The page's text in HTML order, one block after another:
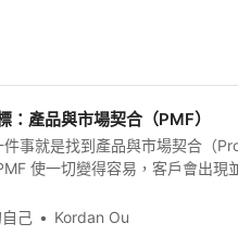
：產品與市場契合（PMF）
件事就是找到產品與市場契合（
使一切變得容易，客戶會出現
、介紹、LinkedIn、投資者等途
己 Kordan Ou